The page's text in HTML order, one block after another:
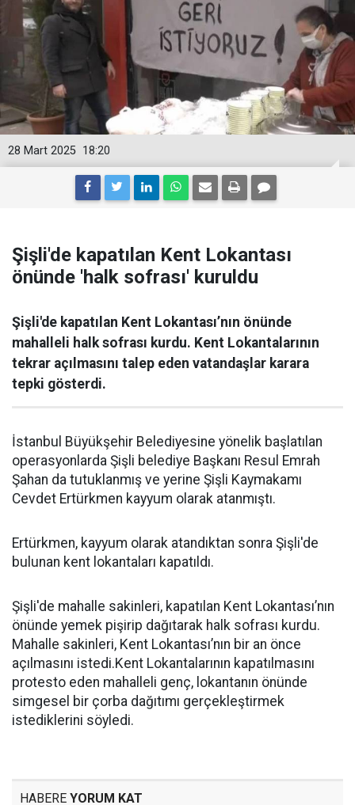
18:20
28 Mart 2025
Şişli'de kapatılan Kent Lokantası
önünde 'halk sofrası' kuruldu
Şişli'de kapatılan Kent Lokantası’nın önünde
mahalleli halk sofrası kurdu. Kent Lokantalarının
tekrar açılmasını talep eden vatandaşlar karara
tepki gösterdi.
İstanbul Büyükşehir Belediyesine yönelik başlatılan
operasyonlarda Şişli belediye Başkanı Resul Emrah
Şahan da tutuklanmış ve yerine Şişli Kaymakamı
Cevdet Ertürkmen kayyum olarak atanmıştı.
Ertürkmen, kayyum olarak atandıktan sonra Şişli'de
bulunan kent lokantaları kapatıldı.
Şişli'de mahalle sakinleri, kapatılan Kent Lokantası’nın
önünde yemek pişirip dağıtarak halk sofrası kurdu.
Mahalle sakinleri, Kent Lokantası’nın bir an önce
açılmasını istedi.Kent Lokantalarının kapatılmasını
protesto eden mahalleli genç, lokantanın önünde
simgesel bir çorba dağıtımı gerçekleştirmek
istediklerini söyledi.
HABERE YORUM KAT